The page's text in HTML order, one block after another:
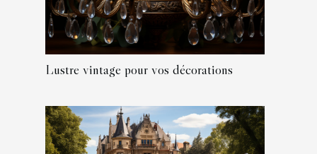
Lustre vintage pour vos décorations